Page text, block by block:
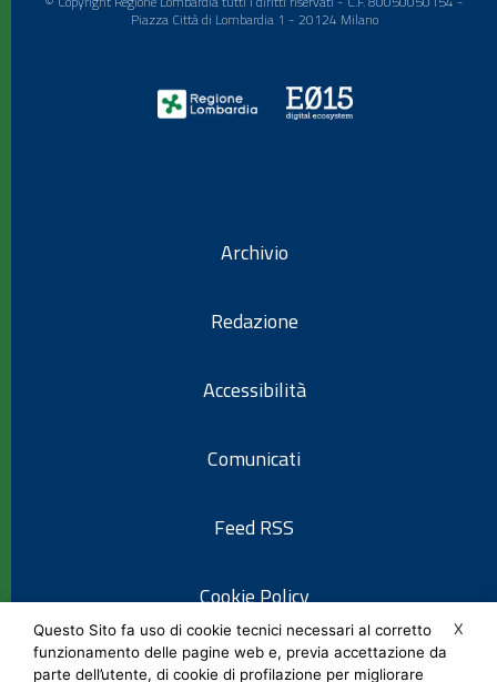
Piazza Città di Lombardia 1 - 20124 Milano
Archivio
Redazione
Accessibilità
Comunicati
Feed RSS
Cookie Policy
Informativa privacy
X
Questo Sito fa uso di cookie tecnici necessari al corretto
funzionamento delle pagine web e, previa accettazione da
parte dell’utente, di cookie di profilazione per migliorare